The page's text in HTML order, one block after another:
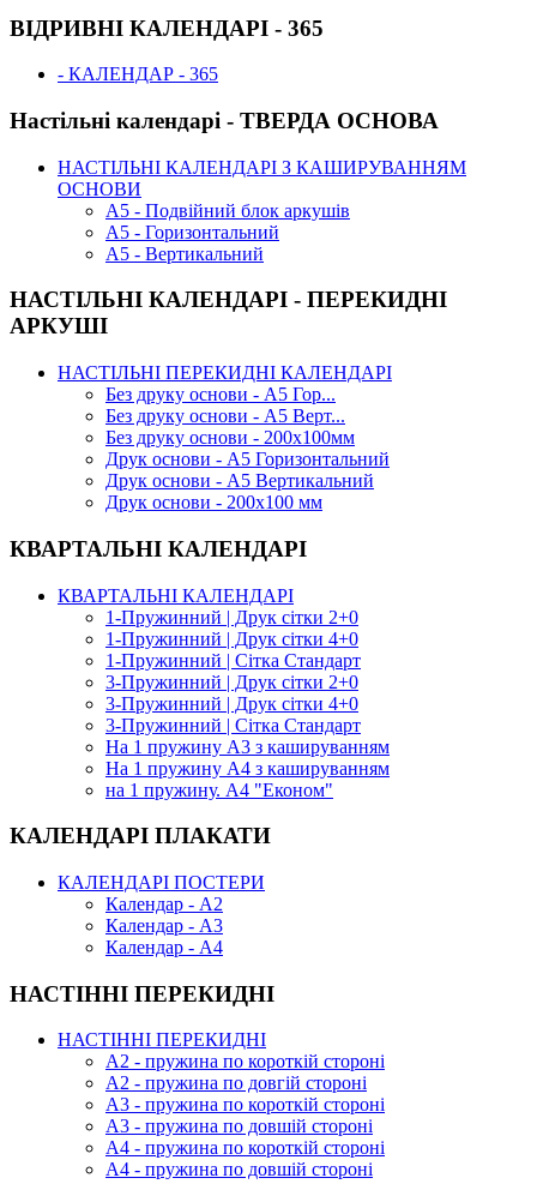
ВІДРИВНІ КАЛЕНДАРІ - 365
- КАЛЕНДАР - 365
Настільні календарі - ТВЕРДА ОСНОВА
НАСТІЛЬНІ КАЛЕНДАРІ З КАШИРУВАННЯМ
ОСНОВИ
А5 - Подвійний блок аркушів
А5 - Горизонтальний
А5 - Вертикальний
НАСТІЛЬНІ КАЛЕНДАРІ - ПЕРЕКИДНІ
АРКУШІ
НАСТІЛЬНІ ПЕРЕКИДНІ КАЛЕНДАРІ
Без друку основи - А5 Гор...
Без друку основи - А5 Верт...
Без друку основи - 200х100мм
Друк основи - А5 Горизонтальний
Друк основи - А5 Вертикальний
Друк основи - 200х100 мм
КВАРТАЛЬНІ КАЛЕНДАРІ
КВАРТАЛЬНІ КАЛЕНДАРІ
1-Пружинний | Друк сітки 2+0
1-Пружинний | Друк сітки 4+0
1-Пружинний | Сітка Стандарт
3-Пружинний | Друк сітки 2+0
3-Пружинний | Друк сітки 4+0
3-Пружинний | Сітка Стандарт
На 1 пружину А3 з кашируванням
На 1 пружину А4 з кашируванням
на 1 пружину. А4 "Економ"
КАЛЕНДАРІ ПЛАКАТИ
КАЛЕНДАРІ ПОСТЕРИ
Календар - А2
Календар - А3
Календар - А4
НАСТІННІ ПЕРЕКИДНІ
НАСТІННІ ПЕРЕКИДНІ
А2 - пружина по короткій стороні
А2 - пружина по довгій стороні
А3 - пружина по короткій стороні
А3 - пружина по довшій стороні
А4 - пружина по короткій стороні
А4 - пружина по довшій стороні